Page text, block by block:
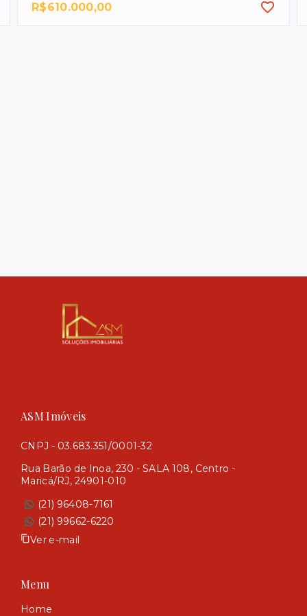
R$610.000,00
ASM Imóveis
CNPJ - 03.683.351/0001-32
Rua Barão de Inoa, 230 - SALA 108, Centro -
Maricá/RJ, 24901-010
(21) 96408-7161
(21) 99662-6220
Ver e-mail
Menu
Home